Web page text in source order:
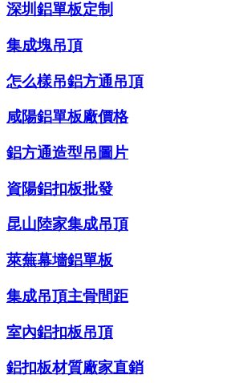
深圳鋁單板定制
集成塊吊頂
怎么樣吊鋁方通吊頂
咸陽鋁單板廠價格
鋁方通造型吊圖片
資陽鋁扣板批發
昆山陸家集成吊頂
萊蕪幕墻鋁單板
集成吊頂主骨間距
室內鋁扣板吊頂
鋁扣板材質廠家直銷